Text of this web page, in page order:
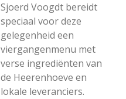
Sjoerd Voogdt bereidt
speciaal voor deze
gelegenheid een
viergangenmenu met
verse ingrediënten van
de Heerenhoeve en
lokale leveranciers.